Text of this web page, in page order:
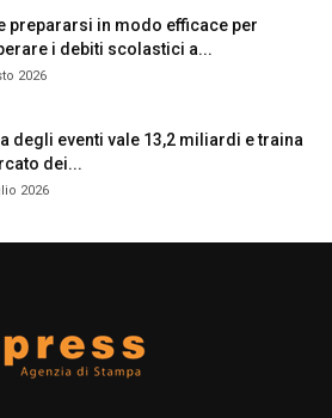
prepararsi in modo efficace per
i debiti scolastici a...
2026
degli eventi vale 13,2 miliardi e traina
dei...
2026